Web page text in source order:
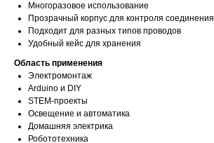
Многоразовое использование
Прозрачный корпус для контроля соединения
Подходит для разных типов проводов
Удобный кейс для хранения
Область применения
Электромонтаж
Arduino и DIY
STEM-проекты
Освещение и автоматика
Домашняя электрика
Робототехника